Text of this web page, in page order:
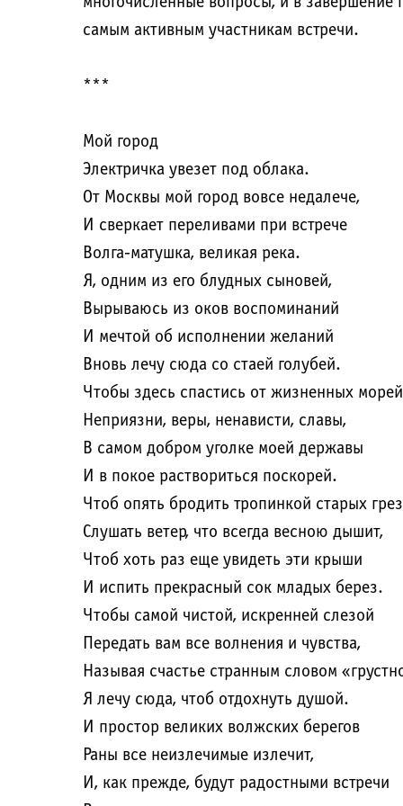
самым активным участникам встречи.
***
Мой город
Электричка увезет под облака.
От Москвы мой город вовсе недалече,
И сверкает переливами при встрече
Волга-матушка, великая река.
Я, одним из его блудных сыновей,
Вырываюсь из оков воспоминаний
И мечтой об исполнении желаний
Вновь лечу сюда со стаей голубей.
Чтобы здесь спастись от жизненных
Неприязни, веры, ненависти, славы,
В самом добром уголке моей державы
И в покое раствориться поскорей.
Чтоб опять бродить тропинкой старых
Слушать ветер, что всегда весною дышит,
Чтоб хоть раз еще увидеть эти крыши
И испить прекрасный сок младых берез.
Чтобы самой чистой, искренней слезой
Передать вам все волнения и чувства,
Называя счастье странным словом
Я лечу сюда, чтоб отдохнуть душой.
И простор великих волжских берегов
Раны все неизлечимые излечит,
И, как прежде, будут радостными встречи